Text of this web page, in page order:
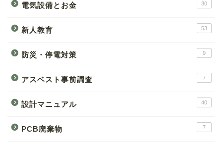
電気設備とお金 30
新人教育 53
防災・停電対策 9
アスベスト事前調査 7
設計マニュアル 40
PCB廃棄物 7